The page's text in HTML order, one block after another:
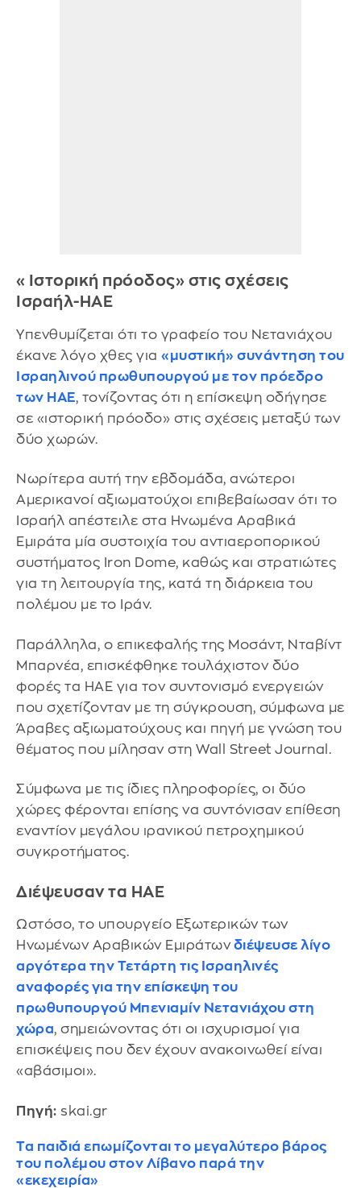
«Ιστορική πρόοδος» στις σχέσεις
Ισραήλ-ΗΑΕ
Υπενθυμίζεται ότι το γραφείο του Νετανιάχου
έκανε λόγο χθες για «μυστική» συνάντηση του
Ισραηλινού πρωθυπουργού με τον πρόεδρο
των ΗΑΕ, τονίζοντας ότι η επίσκεψη οδήγησε
σε «ιστορική πρόοδο» στις σχέσεις μεταξύ των
δύο χωρών.
Νωρίτερα αυτή την εβδομάδα, ανώτεροι
Αμερικανοί αξιωματούχοι επιβεβαίωσαν ότι το
Ισραήλ απέστειλε στα Ηνωμένα Αραβικά
Εμιράτα μία συστοιχία του αντιαεροπορικού
συστήματος Iron Dome, καθώς και στρατιώτες
για τη λειτουργία της, κατά τη διάρκεια του
πολέμου με το Ιράν.
Παράλληλα, ο επικεφαλής της Μοσάντ, Νταβίντ
Μπαρνέα, επισκέφθηκε τουλάχιστον δύο
φορές τα ΗΑΕ για τον συντονισμό ενεργειών
που σχετίζονταν με τη σύγκρουση, σύμφωνα με
Άραβες αξιωματούχους και πηγή με γνώση του
θέματος που μίλησαν στη Wall Street Journal.
Σύμφωνα με τις ίδιες πληροφορίες, οι δύο
χώρες φέρονται επίσης να συντόνισαν επίθεση
εναντίον μεγάλου ιρανικού πετροχημικού
συγκροτήματος.
Διέψευσαν τα ΗΑΕ
Ωστόσο, το υπουργείο Εξωτερικών των
Ηνωμένων Αραβικών Εμιράτων διέψευσε λίγο
αργότερα την Τετάρτη τις Ισραηλινές
αναφορές για την επίσκεψη του
πρωθυπουργού Μπενιαμίν Νετανιάχου στη
χώρα, σημειώνοντας ότι οι ισχυρισμοί για
επισκέψεις που δεν έχουν ανακοινωθεί είναι
«αβάσιμοι».
Πηγή: skai.gr
Τα παιδιά επωμίζονται το μεγαλύτερο βάρος
του πολέμου στον Λίβανο παρά την
«εκεχειρία»